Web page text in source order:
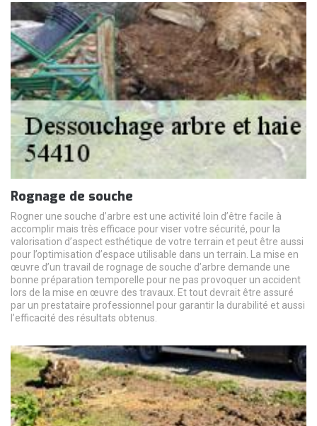
Rognage de souche
Rogner une souche d’arbre est une activité loin d’être facile à
accomplir mais très efficace pour viser votre sécurité, pour la
valorisation d’aspect esthétique de votre terrain et peut être aussi
pour l’optimisation d’espace utilisable dans un terrain. La mise en
œuvre d’un travail de rognage de souche d’arbre demande une
bonne préparation temporelle pour ne pas provoquer un accident
lors de la mise en œuvre des travaux. Et tout devrait être assuré
par un prestataire professionnel pour garantir la durabilité et aussi
l’efficacité des résultats obtenus.